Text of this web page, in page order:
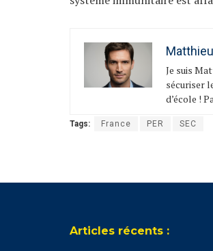
Je suis
sécuriser
d’école !
Tags: France PER SEC
Articles récents :